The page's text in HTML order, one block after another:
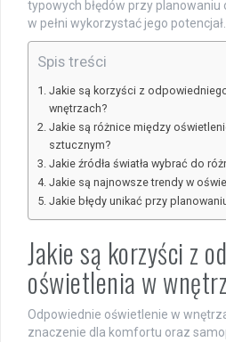
typowych błędów przy
w pełni wykorzystać jego potencjał.
Spis treści
Jakie są korzyści z
wnętrzach?
Jakie są różnice między
sztucznym?
Jakie źródła światła wybrać do
Jakie są najnowsze trendy w
Jakie błędy unikać przy
Jakie są korzyści z
oświetlenia w
Odpowiednie oświetlenie w
znaczenie dla komfortu oraz